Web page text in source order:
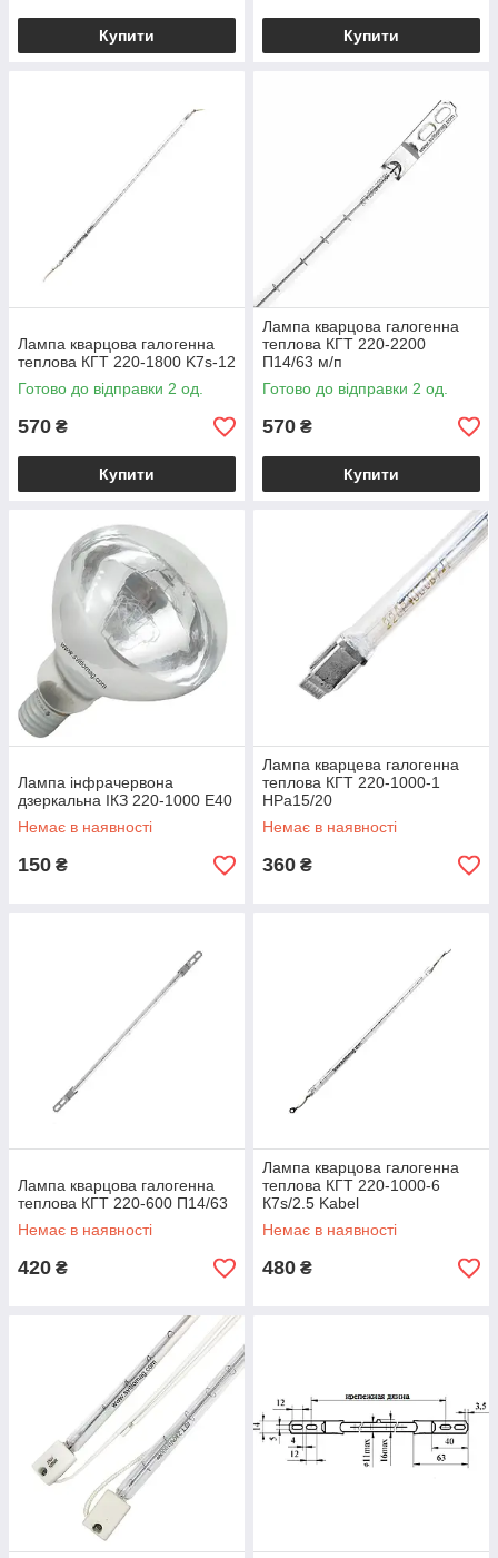
Купити Купити
Лампа кварцова галогенна
теплова КГТ 220-1800 K7s-12
Готово до відправки 2 од.
570 ₴
Купити
Лампа кварцова галогенна
теплова КГТ 220-2200
П14/63 м/п
Готово до відправки 2 од.
570 ₴
Купити
Лампа інфрачервона
дзеркальна ІКЗ 220-1000 Е40
Немає в наявності
150 ₴
Лампа кварцева галогенна
теплова КГТ 220-1000-1
НPa15/20
Немає в наявності
360 ₴
Лампа кварцова галогенна
теплова КГТ 220-600 П14/63
Немає в наявності
420 ₴
Лампа кварцова галогенна
теплова КГТ 220-1000-6
К7s/2.5 Kabel
Немає в наявності
480 ₴